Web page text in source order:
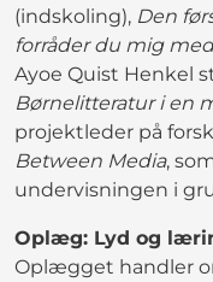
(indskoling), Den
forråder du mig
Ayoe Quist Henkel
Børnelitteratur i en
projektleder på
Between Media,
undervisningen i
Oplæg: Lyd og
Oplægget handler